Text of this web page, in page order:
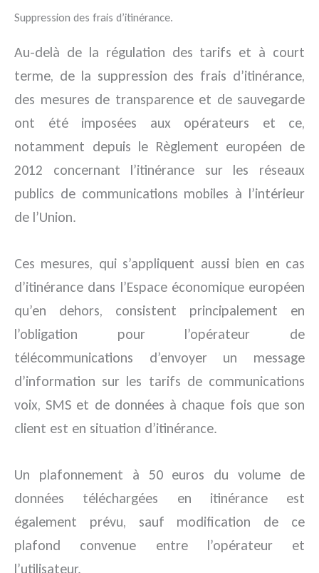
Suppression des frais d’itinérance.
Au-delà de la régulation des tarifs et à court
terme, de la suppression des frais d’itinérance,
des mesures de transparence et de sauvegarde
ont été imposées aux opérateurs et ce,
notamment depuis le Règlement européen de
2012 concernant l’itinérance sur les réseaux
publics de communications mobiles à l’intérieur
de l’Union.
Ces mesures, qui s’appliquent aussi bien en cas
d’itinérance dans l’Espace économique européen
qu’en dehors, consistent principalement en
l’obligation pour l’opérateur de
télécommunications d’envoyer un message
d’information sur les tarifs de communications
voix, SMS et de données à chaque fois que son
client est en situation d’itinérance.
Un plafonnement à 50 euros du volume de
données téléchargées en itinérance est
également prévu, sauf modification de ce
plafond convenue entre l’opérateur et
l’utilisateur.